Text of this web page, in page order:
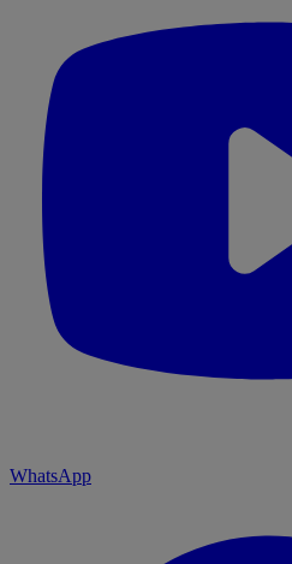
WhatsApp